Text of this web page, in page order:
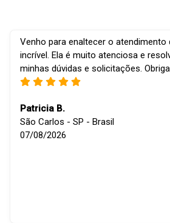
Venho para enaltecer o atendimento
incrível. Ela é muito atenciosa e
minhas dúvidas e solicitações.
Patricia B.
São Carlos - SP - Brasil
07/08/2026